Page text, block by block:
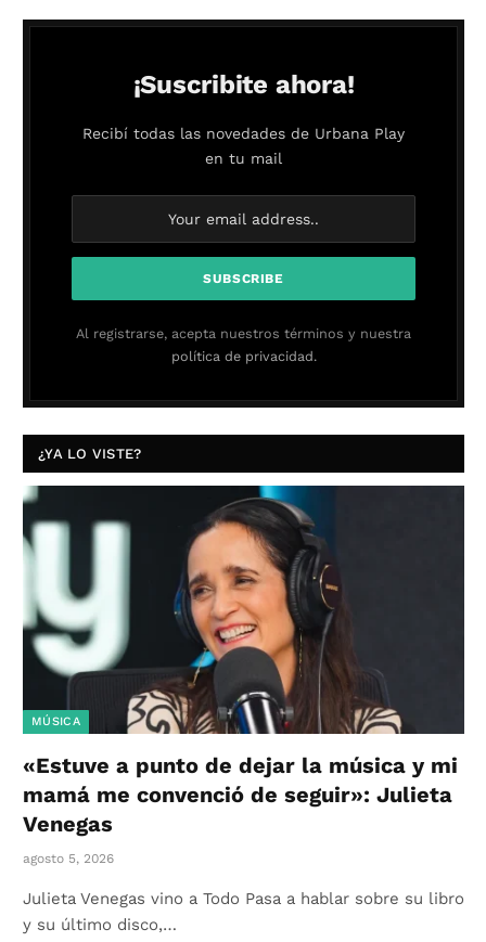
¡Suscribite ahora!
Recibí todas las novedades de Urbana Play
en tu mail
Al registrarse, acepta nuestros términos y nuestra
política de privacidad.
¿YA LO VISTE?
MÚSICA
«Estuve a punto de dejar la música y mi
mamá me convenció de seguir»: Julieta
Venegas
agosto 5, 2026
Julieta Venegas vino a Todo Pasa a hablar sobre su libro
y su último disco,…